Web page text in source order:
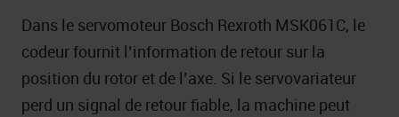
Dans le servomoteur Bosch Rexroth MSK061C, le
codeur fournit l’information de retour sur la
position du rotor et de l’axe. Si le servovariateur
perd un signal de retour fiable, la machine peut